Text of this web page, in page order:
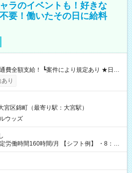
ラのイベントも！好きな
要！働いたその日に給料
） ┗働いたその日に現金GET♪ お仕事後はコ
を引き落とせます！ 【試用期間】試
り
宮区錦町（最寄り駅：大宮駅）
ウッズ
時間/月 【シフト例】 ・8：00